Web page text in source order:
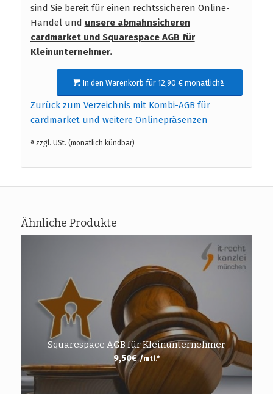
sind Sie bereit für einen rechtssicheren Online-
Handel und unsere abmahnsicheren
cardmarket und Squarespace AGB für
Kleinunternehmer.
In den Warenkorb für 12,90 € monatlichª
Zurück zum Verzeichnis mit Kombi-AGB für
cardmarket und weitere Onlinepräsenzen
ª zzgl. USt. (monatlich kündbar)
Ähnliche Produkte
Squarespace AGB für Kleinunternehmer
9,50€ /mtl.*